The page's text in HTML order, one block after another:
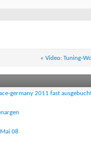
« Video: Tuning-
germany 2011 fast
Mai 08